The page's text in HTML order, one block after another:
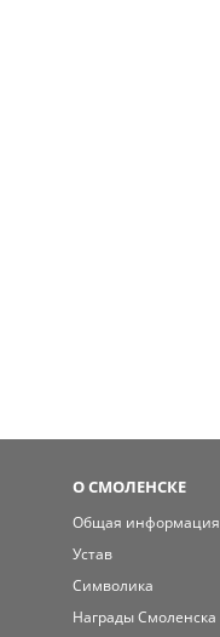
О СМОЛЕНСКЕ
Общая информация
Устав
Символика
Награды Смоленска